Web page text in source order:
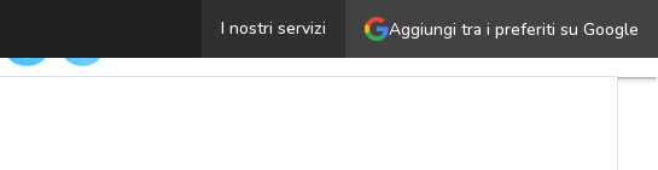
Aggiungi tra i preferiti su Google
I nostri servizi
Smart Working As a Service: il lavoro agile migliora